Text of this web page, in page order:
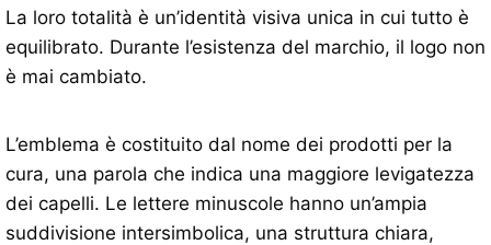
La loro totalità è un’identità visiva unica in cui tutto è
equilibrato. Durante l’esistenza del marchio, il logo non
è mai cambiato.
L’emblema è costituito dal nome dei prodotti per la
cura, una parola che indica una maggiore levigatezza
dei capelli. Le lettere minuscole hanno un’ampia
suddivisione intersimbolica, una struttura chiara,